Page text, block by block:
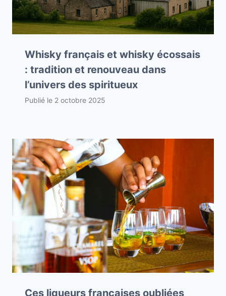
Whisky français et whisky écossais
: tradition et renouveau dans
l’univers des spiritueux
Publié le 2 octobre 2025
Ces liqueurs françaises oubliées